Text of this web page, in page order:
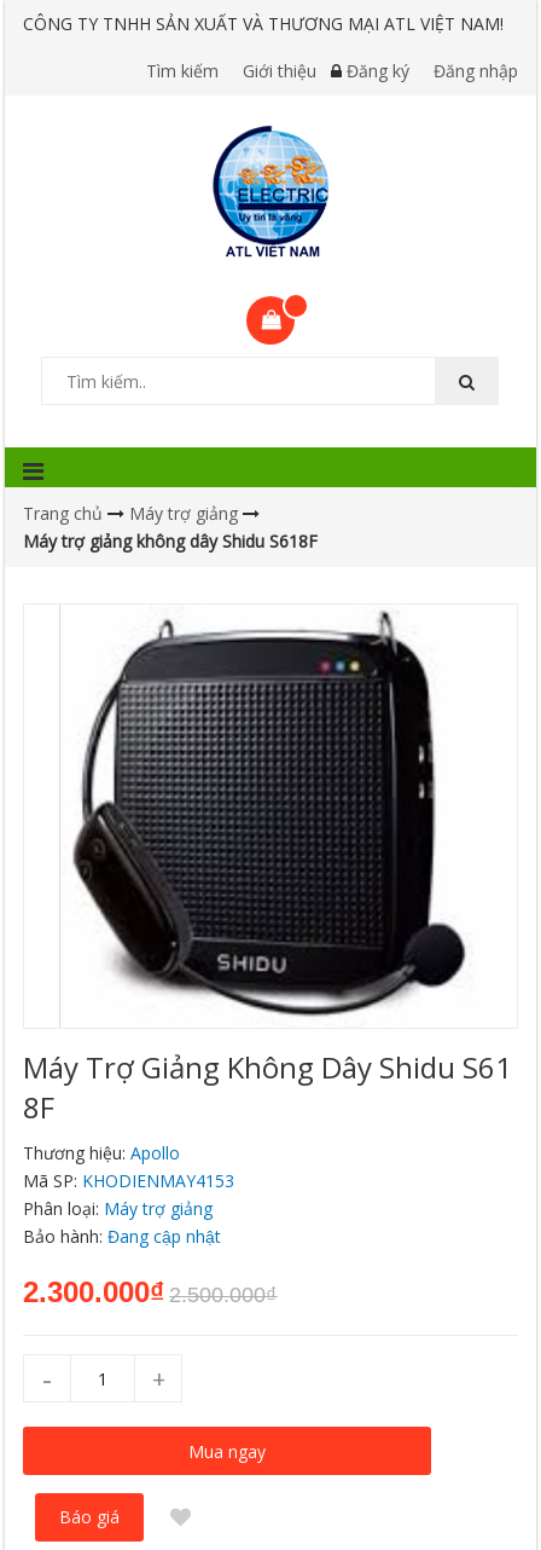
CÔNG TY TNHH SẢN XUẤT VÀ THƯƠNG MẠI ATL VIỆT NAM!
Tìm kiếm Giới thiệu Đăng ký Đăng nhập
Trang chủ
Máy trợ giảng
Máy trợ giảng không dây Shidu S618F
Máy Trợ Giảng Không Dây Shidu S61
8F
Thương hiệu:Apollo
Mã SP: KHODIENMAY4153
Phân loại: Máy trợ giảng
Bảo hành:Đang cập nhật
2.300.000₫ 2.500.000₫
- +
Mua ngay
Báo giá